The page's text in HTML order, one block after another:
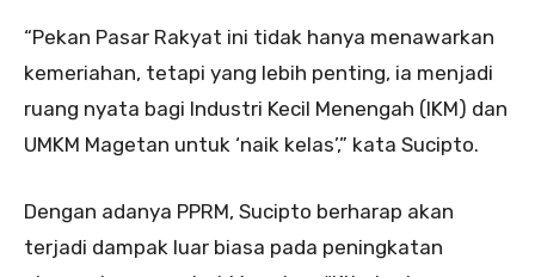
“Pekan Pasar Rakyat ini tidak hanya menawarkan
kemeriahan, tetapi yang lebih penting, ia menjadi
ruang nyata bagi Industri Kecil Menengah (IKM) dan
UMKM Magetan untuk ‘naik kelas’,” kata Sucipto.
Dengan adanya PPRM, Sucipto berharap akan
terjadi dampak luar biasa pada peningkatan